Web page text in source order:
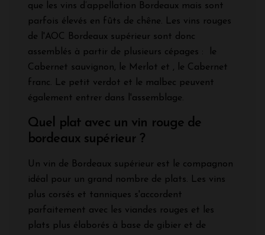
que les vins d’appellation Bordeaux mais sont
parfois élevés en fûts de chêne. Les vins rouges
de l'AOC Bordeaux supérieur sont donc
assemblés à partir de plusieurs cépages : le
Cabernet sauvignon, le Merlot et , le Cabernet
franc. Le petit verdot et le malbec peuvent
également entrer dans l'assemblage.
Quel plat avec un vin rouge de
bordeaux supérieur ?
Un vin de Bordeaux supérieur est le compagnon
idéal pour un grand nombre de plats. Les vins
plus corsés et tanniques s'accordent
parfaitement avec les viandes rouges et les
plats plus élaborés à base de gibier et de